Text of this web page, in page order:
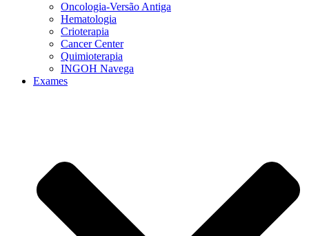
Oncologia-Versão Antiga
Hematologia
Crioterapia
Cancer Center
Quimioterapia
INGOH Navega
Exames